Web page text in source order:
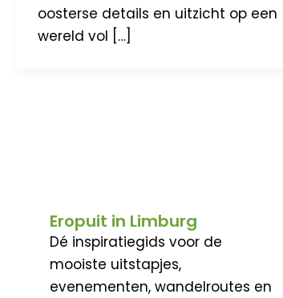
oosterse details en uitzicht op een
wereld vol […]
Eropuit in Limburg
Dé inspiratiegids voor de
mooiste uitstapjes,
evenementen, wandelroutes en